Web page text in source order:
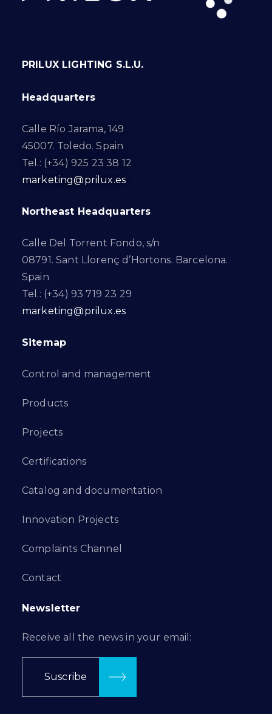
PRILUX LIGHTING S.L.U.
Headquarters
Calle Río Jarama, 149
45007. Toledo. Spain
Tel.: (+34) 925 23 38 12
marketing@prilux.es
Northeast Headquarters
Calle Del Torrent Fondo, s/n
08791. Sant Llorenç d’Hortons. Barcelona.
Spain
Tel.: (+34) 93 719 23 29
marketing@prilux.es
Sitemap
Control and management
Products
Projects
Certifications
Catalog and documentation
Innovation Projects
Complaints Channel
Contact
Newsletter
Receive all the news in your email:
Suscribe